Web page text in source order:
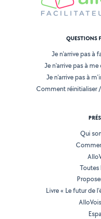
QUESTIONS
Je n'arrive pas à
Je n'arrive pas à
Je n'arrive pas à
Comment réinitialiser
Qui
Toutes
Livre « Le futur de